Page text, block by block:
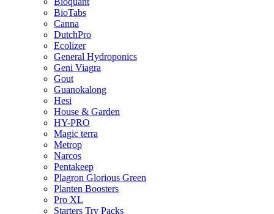
BioTabs
Canna
DutchPro
Ecolizer
General Hydroponics
Geni Viagra
Gout
Guanokalong
Hesi
House & Garden
HY-PRO
Magic terra
Metrop
Narcos
Pentakeep
Plagron Glorious Green
Planten Boosters
Pro XL
Starters Try Packs